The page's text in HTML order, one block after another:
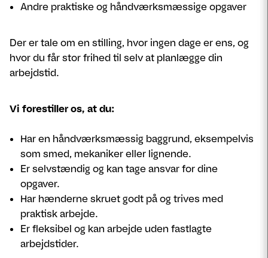
Andre praktiske og håndværksmæssige opgaver
Der er tale om en stilling, hvor ingen dage er ens, og
hvor du får stor frihed til selv at planlægge din
arbejdstid.
Vi forestiller os, at du:
Har en håndværksmæssig baggrund, eksempelvis
som smed, mekaniker eller lignende.
Er selvstændig og kan tage ansvar for dine
opgaver.
Har hænderne skruet godt på og trives med
praktisk arbejde.
Er fleksibel og kan arbejde uden fastlagte
arbejdstider.